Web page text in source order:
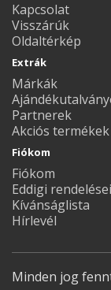
Kapcsolat
Visszárúk
Oldaltérkép
Extrák
Márkák
Partnerek
Akciós termékek
Fiókom
Fiókom
Eddigi
Kívánságlista
Hírlevél
Minden jog